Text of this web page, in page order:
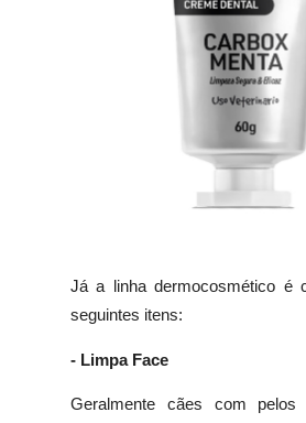
Já a linha dermocosmético é
seguintes itens:
- Limpa Face
Geralmente cães com pelos